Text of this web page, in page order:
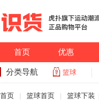
首页 优惠
分类导航 篮球
首页 篮球首页 篮球下装